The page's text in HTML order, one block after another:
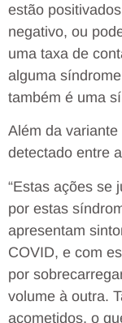
estão
negativo, ou
uma taxa de
alguma
também é uma
Além da
detectado entre
“Estas ações se
por estas
apresentam
COVID, e com
por
volume à outra.
acometidos, o